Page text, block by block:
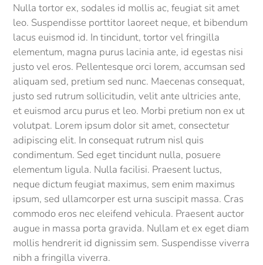
Nulla tortor ex, sodales id mollis ac, feugiat sit amet
leo. Suspendisse porttitor laoreet neque, et bibendum
lacus euismod id. In tincidunt, tortor vel fringilla
elementum, magna purus lacinia ante, id egestas nisi
justo vel eros. Pellentesque orci lorem, accumsan sed
aliquam sed, pretium sed nunc. Maecenas consequat,
justo sed rutrum sollicitudin, velit ante ultricies ante,
et euismod arcu purus et leo. Morbi pretium non ex ut
volutpat. Lorem ipsum dolor sit amet, consectetur
adipiscing elit. In consequat rutrum nisl quis
condimentum. Sed eget tincidunt nulla, posuere
elementum ligula. Nulla facilisi. Praesent luctus,
neque dictum feugiat maximus, sem enim maximus
ipsum, sed ullamcorper est urna suscipit massa. Cras
commodo eros nec eleifend vehicula. Praesent auctor
augue in massa porta gravida. Nullam et ex eget diam
mollis hendrerit id dignissim sem. Suspendisse viverra
nibh a fringilla viverra.